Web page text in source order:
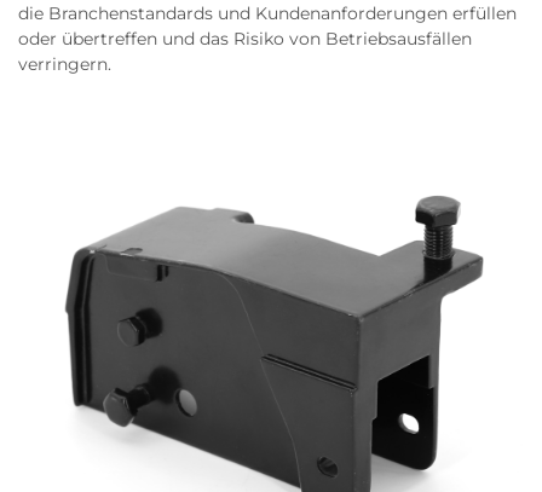
die Branchenstandards und Kundenanforderungen erfüllen
oder übertreffen und das Risiko von Betriebsausfällen
verringern.